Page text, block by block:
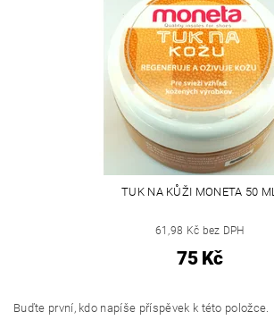
TUK NA KŮŽI MONETA 50 ML
61,98 Kč bez DPH
75 Kč
Buďte první, kdo napíše příspěvek k této položce.